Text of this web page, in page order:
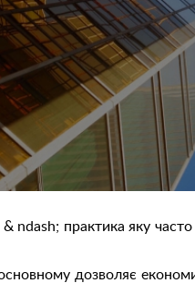
ndash; практика яку
дозволяє